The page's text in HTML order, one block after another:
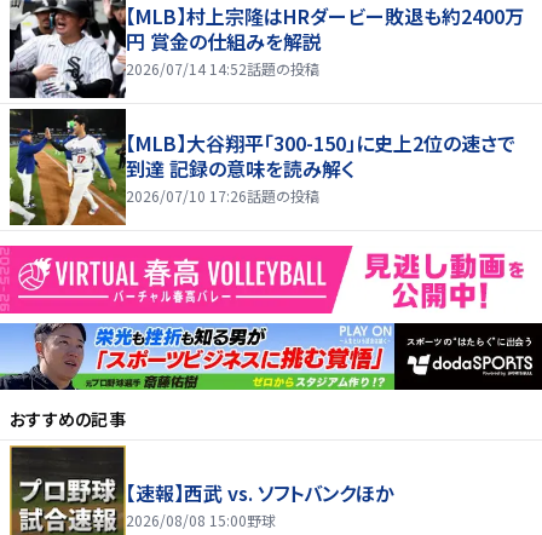
【MLB】村上宗隆はHRダービー敗退も約2400万
円 賞金の仕組みを解説
2026/07/14 14:52話題の投稿
【MLB】大谷翔平「300-150」に史上2位の速さで
到達 記録の意味を読み解く
2026/07/10 17:26話題の投稿
おすすめの記事
【速報】西武 vs. ソフトバンクほか
2026/08/08 15:00野球